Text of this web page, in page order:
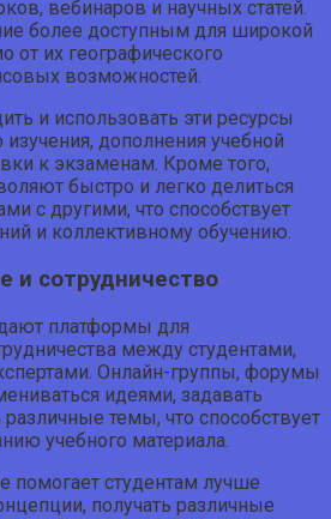
вебинаров и научных статей.
более доступным для широкой
от их географического
возможностей.
и использовать эти ресурсы
изучения, дополнения учебной
к экзаменам. Кроме того,
быстро и легко делиться
с другими, что способствует
и коллективному обучению.
и сотрудничество
платформы для
между студентами,
Онлайн-группы, форумы
идеями, задавать
темы, что способствует
учебного материала.
помогает студентам лучше
получать различные